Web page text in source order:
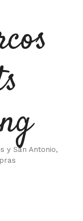
y San Antonio,